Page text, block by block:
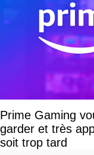
Prime Gaming
garder et très
soit trop tard